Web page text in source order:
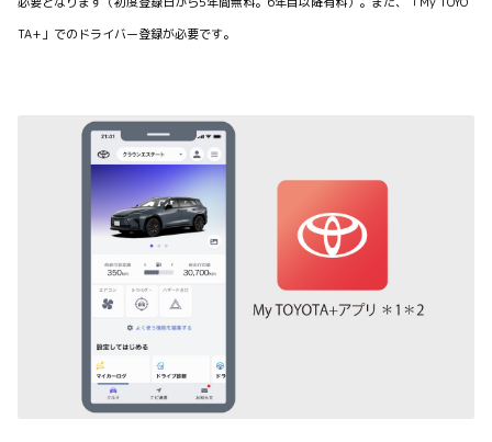
TA+」でのドライバー登録が必要です。